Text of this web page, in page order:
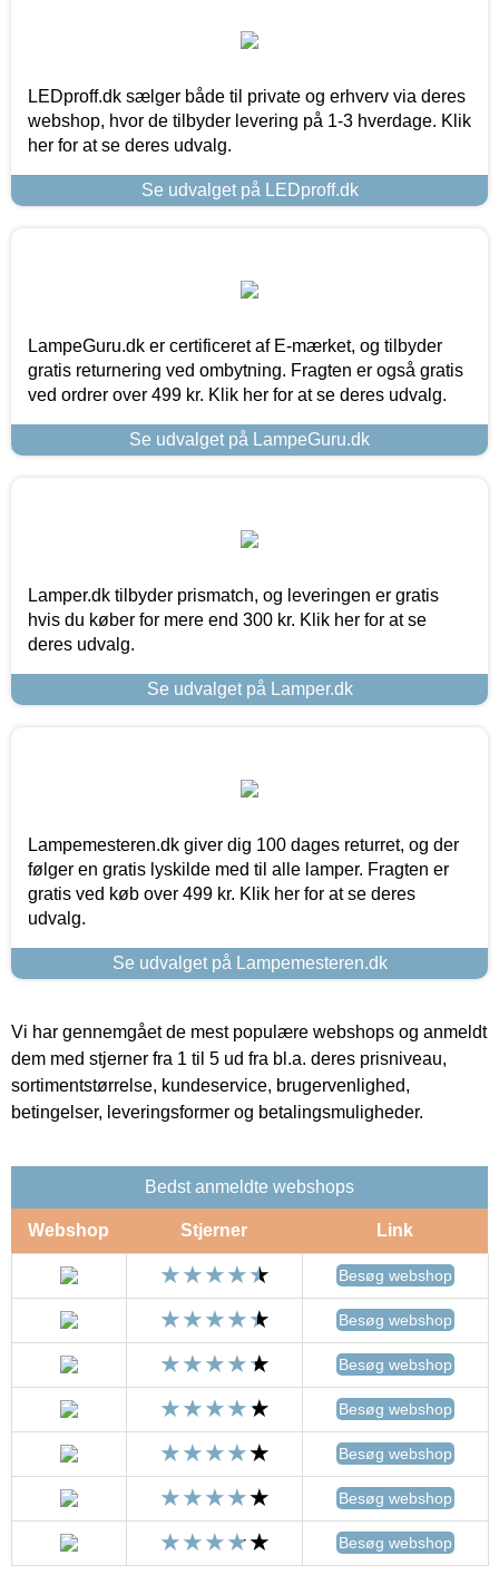
LEDproff.dk sælger både til private og erhverv via deres
webshop, hvor de tilbyder levering på 1-3 hverdage. Klik
her for at se deres udvalg.
Se udvalget på LEDproff.dk
LampeGuru.dk er certificeret af E-mærket, og tilbyder
gratis returnering ved ombytning. Fragten er også gratis
ved ordrer over 499 kr. Klik her for at se deres udvalg.
Se udvalget på LampeGuru.dk
Lamper.dk tilbyder prismatch, og leveringen er gratis
hvis du køber for mere end 300 kr. Klik her for at se
deres udvalg.
Se udvalget på Lamper.dk
Lampemesteren.dk giver dig 100 dages returret, og der
følger en gratis lyskilde med til alle lamper. Fragten er
gratis ved køb over 499 kr. Klik her for at se deres
udvalg.
Se udvalget på Lampemesteren.dk
Vi har gennemgået de mest populære webshops og anmeldt
dem med stjerner fra 1 til 5 ud fra bl.a. deres prisniveau,
sortimentstørrelse, kundeservice, brugervenlighed,
betingelser, leveringsformer og betalingsmuligheder.
Bedst anmeldte webshops
Webshop Stjerner Link
Besøg webshop
Besøg webshop
Besøg webshop
Besøg webshop
Besøg webshop
Besøg webshop
Besøg webshop